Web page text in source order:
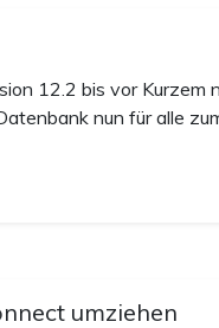
12.2 bis vor Kurzem
nun für alle
umziehen